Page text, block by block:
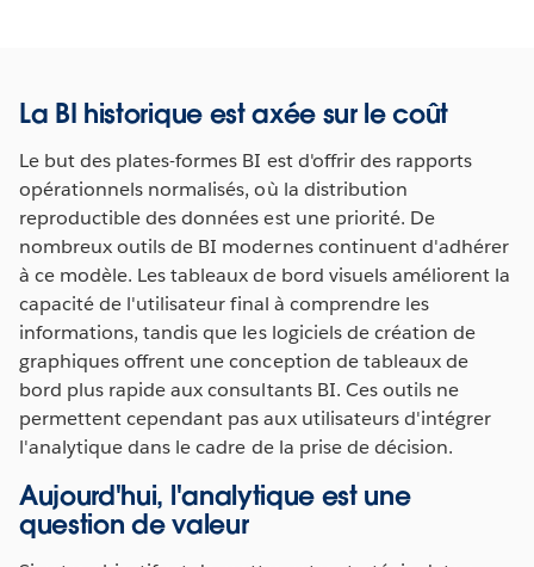
La BI historique est axée sur le coût
Le but des plates-formes BI est d'offrir des rapports
opérationnels normalisés, où la distribution
reproductible des données est une priorité. De
nombreux outils de BI modernes continuent d'adhérer
à ce modèle. Les tableaux de bord visuels améliorent la
capacité de l'utilisateur final à comprendre les
informations, tandis que les logiciels de création de
graphiques offrent une conception de tableaux de
bord plus rapide aux consultants BI. Ces outils ne
permettent cependant pas aux utilisateurs d'intégrer
l'analytique dans le cadre de la prise de décision.
Aujourd'hui, l'analytique est une
question de valeur